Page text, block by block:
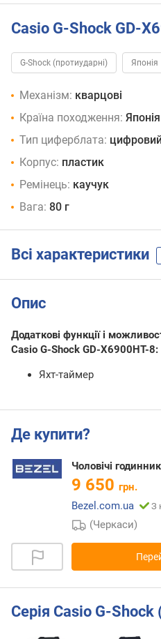
Casio G-Shock GD-
G-Shock (протиударні) Японія
Механізм: кварцові
Країна походження: Японія
Тип циферблата:
Корпус: пластик
Ремінець: каучук
Вага: 80 г
Всі характеристики
Опис
Додаткові функції і
Casio G-Shock GD-X6900HT-8:
Яхт-таймер
Де купити?
Чоловічі
9 650 грн.
Bezel.com.ua
З
(Черкаси)
Серія Casio G-Shock